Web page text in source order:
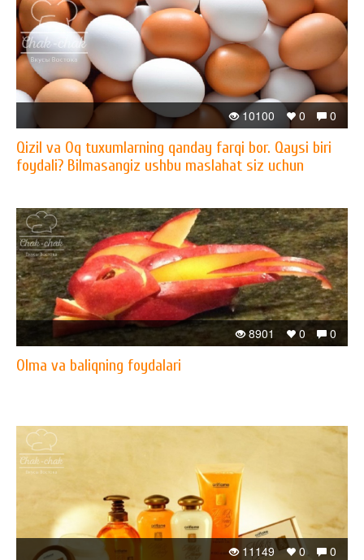
0
0
10100
Qizil va Oq tuxumlarning qanday farqi bor. Qaysi biri
foydali? Bilmasangiz ushbu maslahat siz uchun
0
0
8901
Olma va baliqning foydalari
0
0
11149